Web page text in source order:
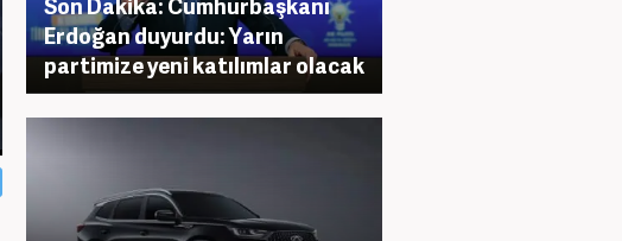
Erdoğan duyurdu: Yarın
partimize yeni katılımlar olacak